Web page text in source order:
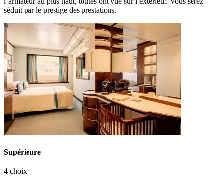
séduit par le prestige des prestations.
Supérieure
4 choix